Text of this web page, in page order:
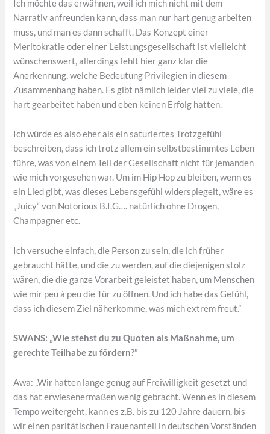
Ich möchte das erwähnen, weil ich mich nicht mit dem
Narrativ anfreunden kann, dass man nur hart genug arbeiten
muss, und man es dann schafft. Das Konzept einer
Meritokratie oder einer Leistungsgesellschaft ist vielleicht
wünschenswert, allerdings fehlt hier ganz klar die
Anerkennung, welche Bedeutung Privilegien in diesem
Zusammenhang haben. Es gibt nämlich leider viel zu viele, die
hart gearbeitet haben und eben keinen Erfolg hatten.
Ich würde es also eher als ein saturiertes Trotzgefühl
beschreiben, dass ich trotz allem ein selbstbestimmtes Leben
führe, was von einem Teil der Gesellschaft nicht für jemanden
wie mich vorgesehen war. Um im Hip Hop zu bleiben, wenn es
ein Lied gibt, was dieses Lebensgefühl widerspiegelt, wäre es
„Juicy“ von Notorious B.I.G…. natürlich ohne Drogen,
Champagner etc.
Ich versuche einfach, die Person zu sein, die ich früher
gebraucht hätte, und die zu werden, auf die diejenigen stolz
wären, die die ganze Vorarbeit geleistet haben, um Menschen
wie mir peu à peu die Tür zu öffnen. Und ich habe das Gefühl,
dass ich diesem Ziel näherkomme, was mich extrem freut.”
SWANS: „Wie stehst du zu Quoten als Maßnahme, um
gerechte Teilhabe zu fördern?”
Awa: „Wir hatten lange genug auf Freiwilligkeit gesetzt und
das hat erwiesenermaßen wenig gebracht. Wenn es in diesem
Tempo weitergeht, kann es z.B. bis zu 120 Jahre dauern, bis
wir einen paritätischen Frauenanteil in deutschen Vorständen